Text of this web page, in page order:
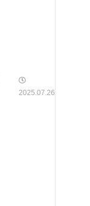
2025.07.26